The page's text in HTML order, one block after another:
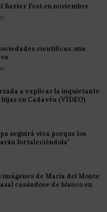
Bazter Fest en noviembre
científicas, una
a explicar la inquietante
en Cadavéu (VÍDEO)
seguirá viva porque los
fortaleciéndola"
imágenes de María del Monte
casándose de blanco en